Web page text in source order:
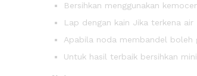
Bersihkan menggunakan
Lap dengan kain Jika terkena air
Apabila noda membandel boleh
Untuk hasil terbaik bersihkan